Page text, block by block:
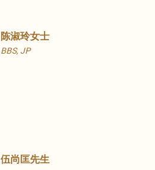
陈淑玲女士
BBS, JP
伍尚匡先生